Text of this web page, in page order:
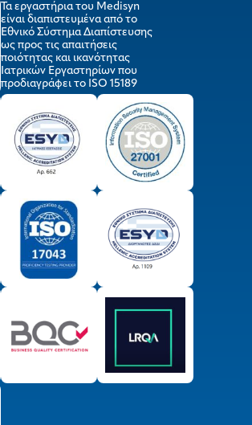
Τα εργαστήρια του Medisyn
είναι διαπιστευμένα από το
Εθνικό Σύστημα Διαπίστευσης
ως προς τις απαιτήσεις
ποιότητας και ικανότητας
Ιατρικών Εργαστηρίων που
προδιαγράφει το ISO 15189